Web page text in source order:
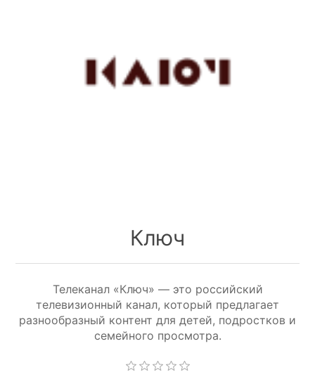
Ключ
Телеканал «Ключ» — это российский
телевизионный канал, который предлагает
разнообразный контент для детей, подростков и
семейного просмотра.